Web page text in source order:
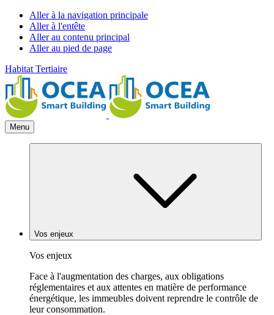
Aller à la navigation principale
Aller à l'entête
Aller au contenu principal
Aller au pied de page
Habitat Tertiaire
Menu
Vos enjeux
Vos enjeux
Face à l'augmentation des charges, aux obligations
réglementaires et aux attentes en matière de performance
énergétique, les immeubles doivent reprendre le contrôle de
leur consommation.